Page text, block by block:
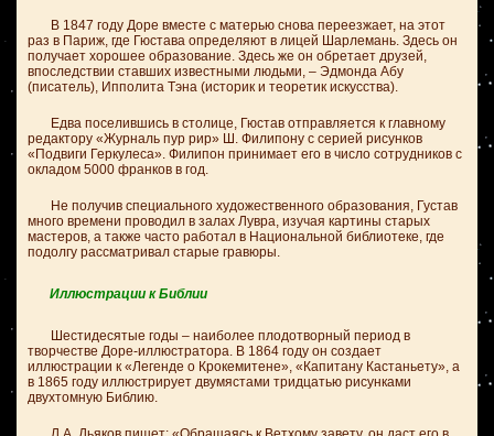
В 1847 году Доре вместе с матерью снова переезжает, на этот
раз в Париж, где Гюстава определяют в лицей Шарлемань. Здесь он
получает хорошее образование. Здесь же он обретает друзей,
впоследствии ставших известными людьми, – Эдмонда Абу
(писатель), Ипполита Тэна (историк и теоретик искусства).
Едва поселившись в столице, Гюстав отправляется к главному
редактору «Журналь пур рир» Ш. Филипону с серией рисунков
«Подвиги Геркулеса». Филипон принимает его в число сотрудников с
окладом 5000 франков в год.
Не получив специального художественного образования, Густав
много времени проводил в залах Лувра, изучая картины старых
мастеров, а также часто работал в Национальной библиотеке, где
подолгу рассматривал старые гравюры.
Иллюстрации к Библии
Шестидесятые годы – наиболее плодотворный период в
творчестве Доре-иллюстратора. В 1864 году он создает
иллюстрации к «Легенде о Крокемитене», «Капитану Кастаньету», а
в 1865 году иллюстрирует двумястами тридцатью рисунками
двухтомную Библию.